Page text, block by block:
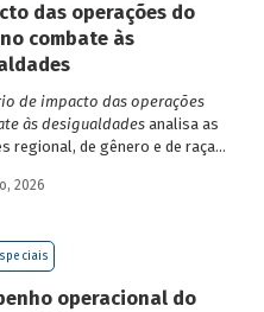
das operações do
no combate às
de impacto das operações
às desigualdadesanalisa as
regional, de gênero e de raça,
de renda no Brasil, no
2026
operacional do